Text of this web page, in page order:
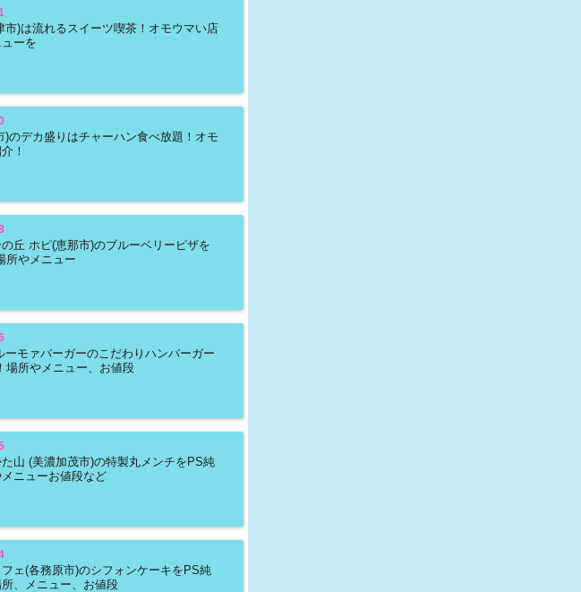
市)は流れるスイーツ喫茶！オモウマい店
ーを
)のデカ盛りはチャーハン食べ放題！オモ
！
丘 ホピ(恵那市)のブルーベリーピザを
所やメニュー
ーモァバーガーのこだわりハンバーガー
場所やメニュー、お値段
山 (美濃加茂市)の特製丸メンチをPS純
ニューお値段など
ェ(各務原市)のシフォンケーキをPS純
、メニュー、お値段